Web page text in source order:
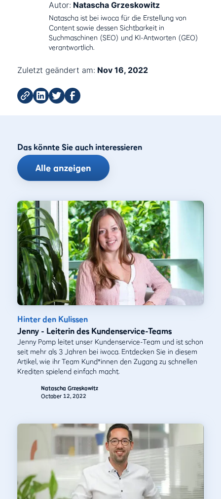
Autor: Natascha Grzeskowitz
Natascha ist bei iwoca für die Erstellung von
Content sowie dessen Sichtbarkeit in
Suchmaschinen (SEO) und KI-Antworten (GEO)
verantwortlich.
Zuletzt geändert am: Nov 16, 2022
Das könnte Sie auch interessieren
Alle anzeigen
Hinter den Kulissen
Jenny - Leiterin des Kundenservice-Teams
Jenny Pomp leitet unser Kundenservice-Team und ist schon
seit mehr als 3 Jahren bei iwoca. Entdecken Sie in diesem
Artikel, wie ihr Team Kund*innen den Zugang zu schnellen
Krediten spielend einfach macht.
Natascha Grzeskowitz
October 12, 2022